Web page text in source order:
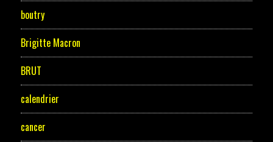
boutry
Brigitte Macron
BRUT
calendrier
cancer